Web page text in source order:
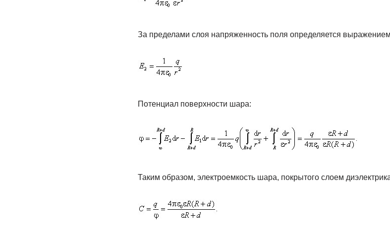
За пределами слоя напряженность поля определяется
Потенциал поверхности шара:
Таким образом, электроемкость шара, покрытого слоем